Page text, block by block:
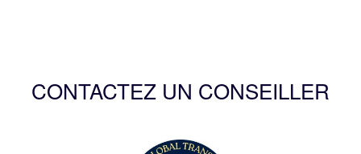
CONTACTEZ UN CONSEILLER